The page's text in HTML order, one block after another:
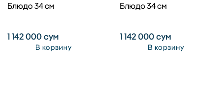
Блюдо 34 см
1 142 000сум
В корзину
Блюдо 34 см
1 142 000сум
В корзину